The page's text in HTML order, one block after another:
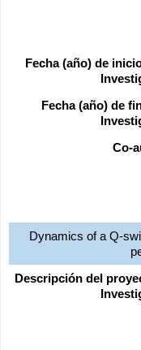
Fecha (año) de
Fecha (año) de
Co-
Dynamics of a Q-
Descripción del